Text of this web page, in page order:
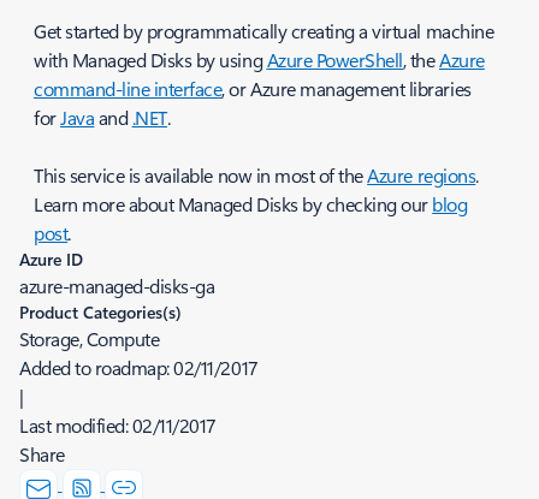
Get started by programmatically creating a virtual machine
with Managed Disks by usingAzure PowerShell, theAzure
command-line interface, or Azure management libraries
forJavaand.NET.
This service is available now in most of theAzure regions.
Learn more about Managed Disks by checking ourblog
post.
Azure ID
azure-managed-disks-ga
Product Categories(s)
Storage, Compute
Added to roadmap:02/11/2017
|
Last modified:02/11/2017
Share